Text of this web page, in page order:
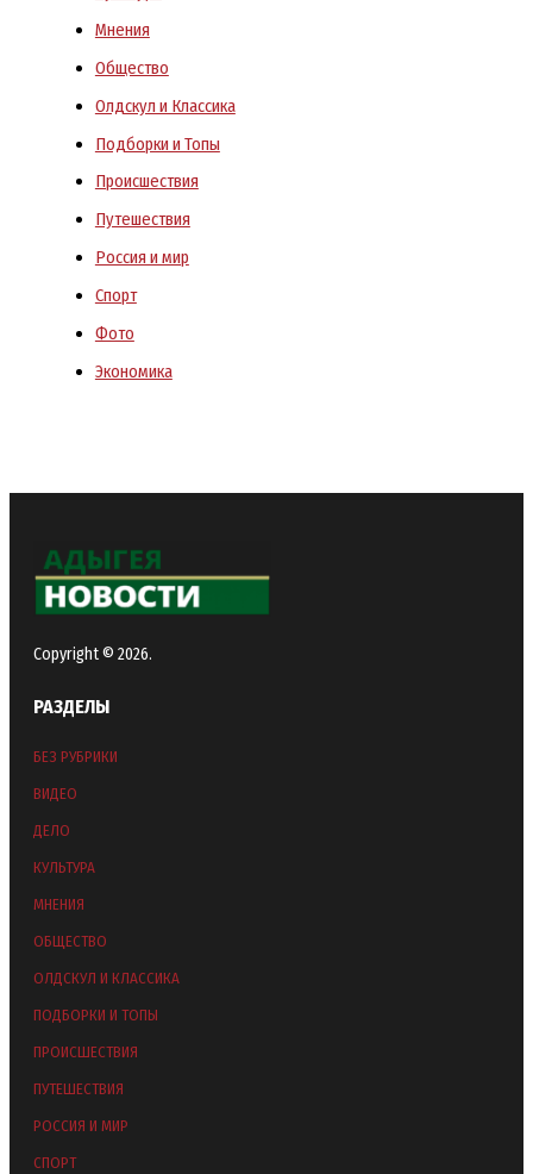
Мнения
Общество
Олдскул и Классика
Подборки и Топы
Происшествия
Путешествия
Россия и мир
Спорт
Фото
Экономика
Copyright © 2026.
РАЗДЕЛЫ
БЕЗ РУБРИКИ
ВИДЕО
ДЕЛО
КУЛЬТУРА
МНЕНИЯ
ОБЩЕСТВО
ОЛДСКУЛ И КЛАССИКА
ПОДБОРКИ И ТОПЫ
ПРОИСШЕСТВИЯ
ПУТЕШЕСТВИЯ
РОССИЯ И МИР
СПОРТ